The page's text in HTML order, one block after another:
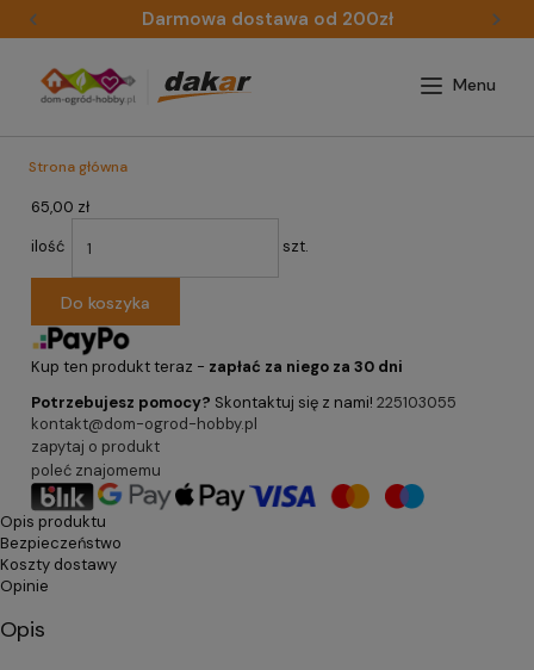
Darmowa dostawa od 200zł
Strona główna
65,00 zł
ilość
szt.
Do koszyka
Kup ten produkt teraz - zapłać za niego za 30 dni
Potrzebujesz pomocy? Skontaktuj się z nami! 225103055
kontakt@dom-ogrod-hobby.pl
zapytaj o produkt
poleć znajomemu
Opis produktu
Bezpieczeństwo
Koszty dostawy
Opinie
Opis